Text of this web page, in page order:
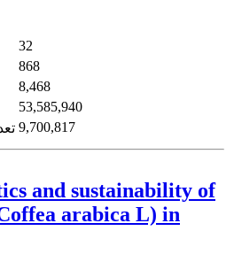
32
868
8,468
53,585,940
9,700,817
and sustainability of
arabica L) in